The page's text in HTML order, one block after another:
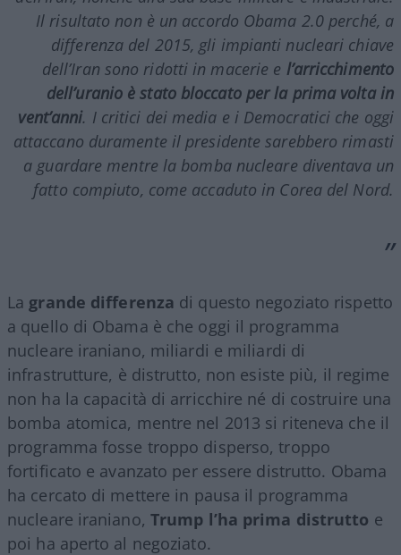
Il risultato non è un accordo Obama 2.0 perché, a
differenza del 2015, gli impianti nucleari chiave
dell’Iran sono ridotti in macerie e l’arricchimento
dell’uranio è stato bloccato per la prima volta in
vent’anni. I critici dei media e i Democratici che oggi
attaccano duramente il presidente sarebbero rimasti
a guardare mentre la bomba nucleare diventava un
fatto compiuto, come accaduto in Corea del Nord.
La grande differenza di questo negoziato rispetto
a quello di Obama è che oggi il programma
nucleare iraniano, miliardi e miliardi di
infrastrutture, è distrutto, non esiste più, il regime
non ha la capacità di arricchire né di costruire una
bomba atomica, mentre nel 2013 si riteneva che il
programma fosse troppo disperso, troppo
fortificato e avanzato per essere distrutto. Obama
ha cercato di mettere in pausa il programma
nucleare iraniano, Trump l’ha prima distrutto e
poi ha aperto al negoziato.